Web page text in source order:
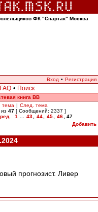
ФК "Спартак" Москва
Вход • Регистрация
FAQ • Поиск
книга ВВ
тема | След. тема
из 47 [ Сообщений: 2337 ]
1 43 44 45 46
47
Добавить
прогнозист. Ливер